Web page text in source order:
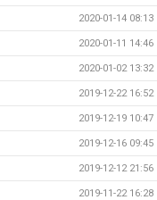
2020-01-14 08:13
2020-01-11 14:46
2020-01-02 13:32
2019-12-22 16:52
2019-12-19 10:47
2019-12-16 09:45
2019-12-12 21:56
2019-11-22 16:28